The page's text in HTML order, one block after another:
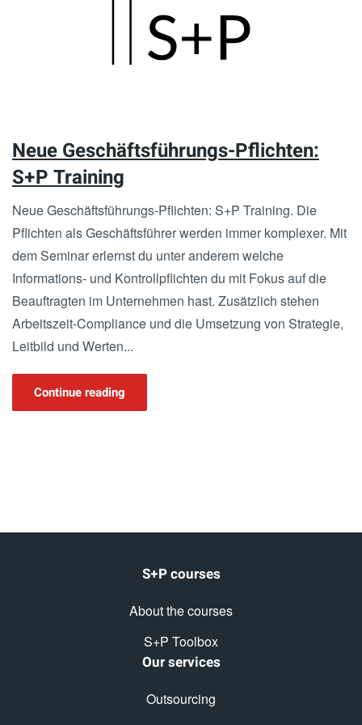
Neue Geschäftsführungs-Pflichten:
S+P Training
Neue Geschäftsführungs-Pflichten: S+P Training. Die
Pflichten als Geschäftsführer werden immer komplexer. Mit
dem Seminar erlernst du unter anderem welche
Informations- und Kontrollpflichten du mit Fokus auf die
Beauftragten im Unternehmen hast. Zusätzlich stehen
Arbeitszeit-Compliance und die Umsetzung von Strategie,
Leitbild und Werten...
Continue reading
S+P courses
About the courses
S+P Toolbox
Our services
Outsourcing